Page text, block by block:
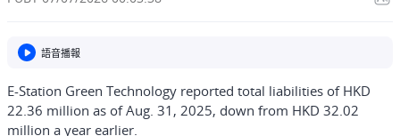
語音播報
E-Station Green Technology reported total liabilities of HKD
22.36 million as of Aug. 31, 2025, down from HKD 32.02
million a year earlier.